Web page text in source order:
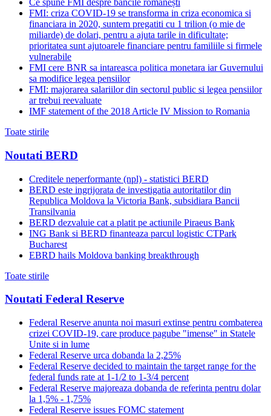
Ce spune FMI despre băncile românești
FMI: criza COVID-19 se transforma in criza economica si
financiara in 2020, suntem pregatiti cu 1 trilion (o mie de
miliarde) de dolari, pentru a ajuta tarile in dificultate;
prioritatea sunt ajutoarele financiare pentru familiile si firmele
vulnerabile
FMI cere BNR sa intareasca politica monetara iar Guvernului
sa modifice legea pensiilor
FMI: majorarea salariilor din sectorul public si legea pensiilor
ar trebui reevaluate
IMF statement of the 2018 Article IV Mission to Romania
Toate stirile
Noutati BERD
Creditele neperformante (npl) - statistici BERD
BERD este ingrijorata de investigatia autoritatilor din
Republica Moldova la Victoria Bank, subsidiara Bancii
Transilvania
BERD dezvaluie cat a platit pe actiunile Piraeus Bank
ING Bank si BERD finanteaza parcul logistic CTPark
Bucharest
EBRD hails Moldova banking breakthrough
Toate stirile
Noutati Federal Reserve
Federal Reserve anunta noi masuri extinse pentru combaterea
crizei COVID-19, care produce pagube "imense" in Statele
Unite si in lume
Federal Reserve urca dobanda la 2,25%
Federal Reserve decided to maintain the target range for the
federal funds rate at 1-1/2 to 1-3/4 percent
Federal Reserve majoreaza dobanda de referinta pentru dolar
la 1,5% - 1,75%
Federal Reserve issues FOMC statement